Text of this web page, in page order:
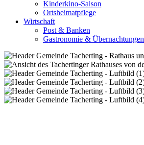
Kinderkino-Saison
Ortsheimatpflege
Wirtschaft
Post & Banken
Gastronomie & Übernachtungen